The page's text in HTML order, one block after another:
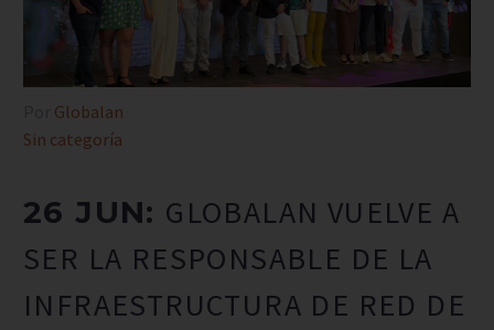
Globalan
Sin categoría
26 JUN: GLOBALAN VUELVE A
SER LA RESPONSABLE DE LA
INFRAESTRUCTURA DE RED DE